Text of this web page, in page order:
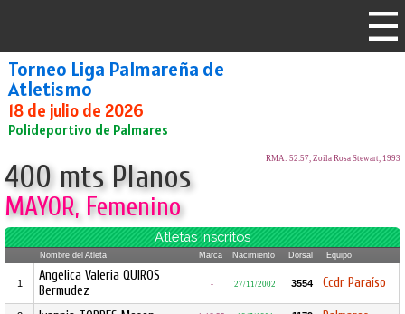
Torneo Liga Palmareña de
Atletismo
18 de julio de 2026
Polideportivo de Palmares
RMA: 52.57, Zoila Rosa Stewart, 1993
400 mts Planos
MAYOR, Femenino
Atletas Inscritos
Nombre del Atleta Marca Nacimiento Dorsal Equipo
1
Angelica Valeria QUIROS
Bermudez
- 27/11/2002 3554 Ccdr Paraíso